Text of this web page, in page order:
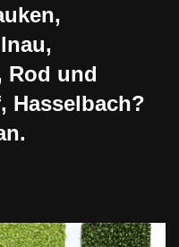
Rod und
Hasselbach?